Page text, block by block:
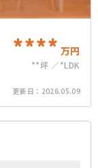
**** 万円
**坪
*LDK
更新日： 2026.05.09